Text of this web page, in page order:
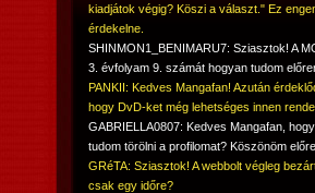
kiadjátok végig? Köszi a választ." Ez
érdekelne.
SHINMON1_BENIMARU7: Sziasztok! A
3. évfolyam 9. számát hogyan tudom
PANKII: Kedves Mangafan! Azután
hogy DvD-ket még lehetséges innen
GABRIELLA0807: Kedves Mangafan,
tudom törölni a profilomat? Köszönöm előre
GRéTA: Sziasztok! A webbolt végleg
csak egy időre?